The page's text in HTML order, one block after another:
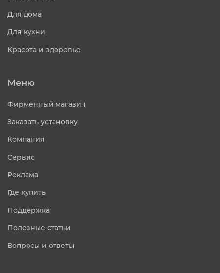
Для дома
Для кухни
Красота и здоровье
Меню
Фирменный магазин
Заказать установку
Компания
Сервис
Реклама
Где купить
Поддержка
Полезные статьи
Вопросы и ответы